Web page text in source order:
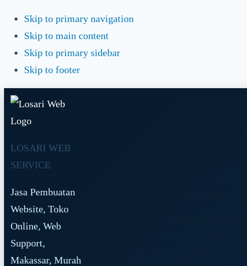
Skip to primary navigation
Skip to main content
Skip to primary sidebar
Skip to footer
LOSARI WEB
SERVICE
Jasa Pembuatan
Website, Toko
Online, Web
Support,
Makassar, Murah